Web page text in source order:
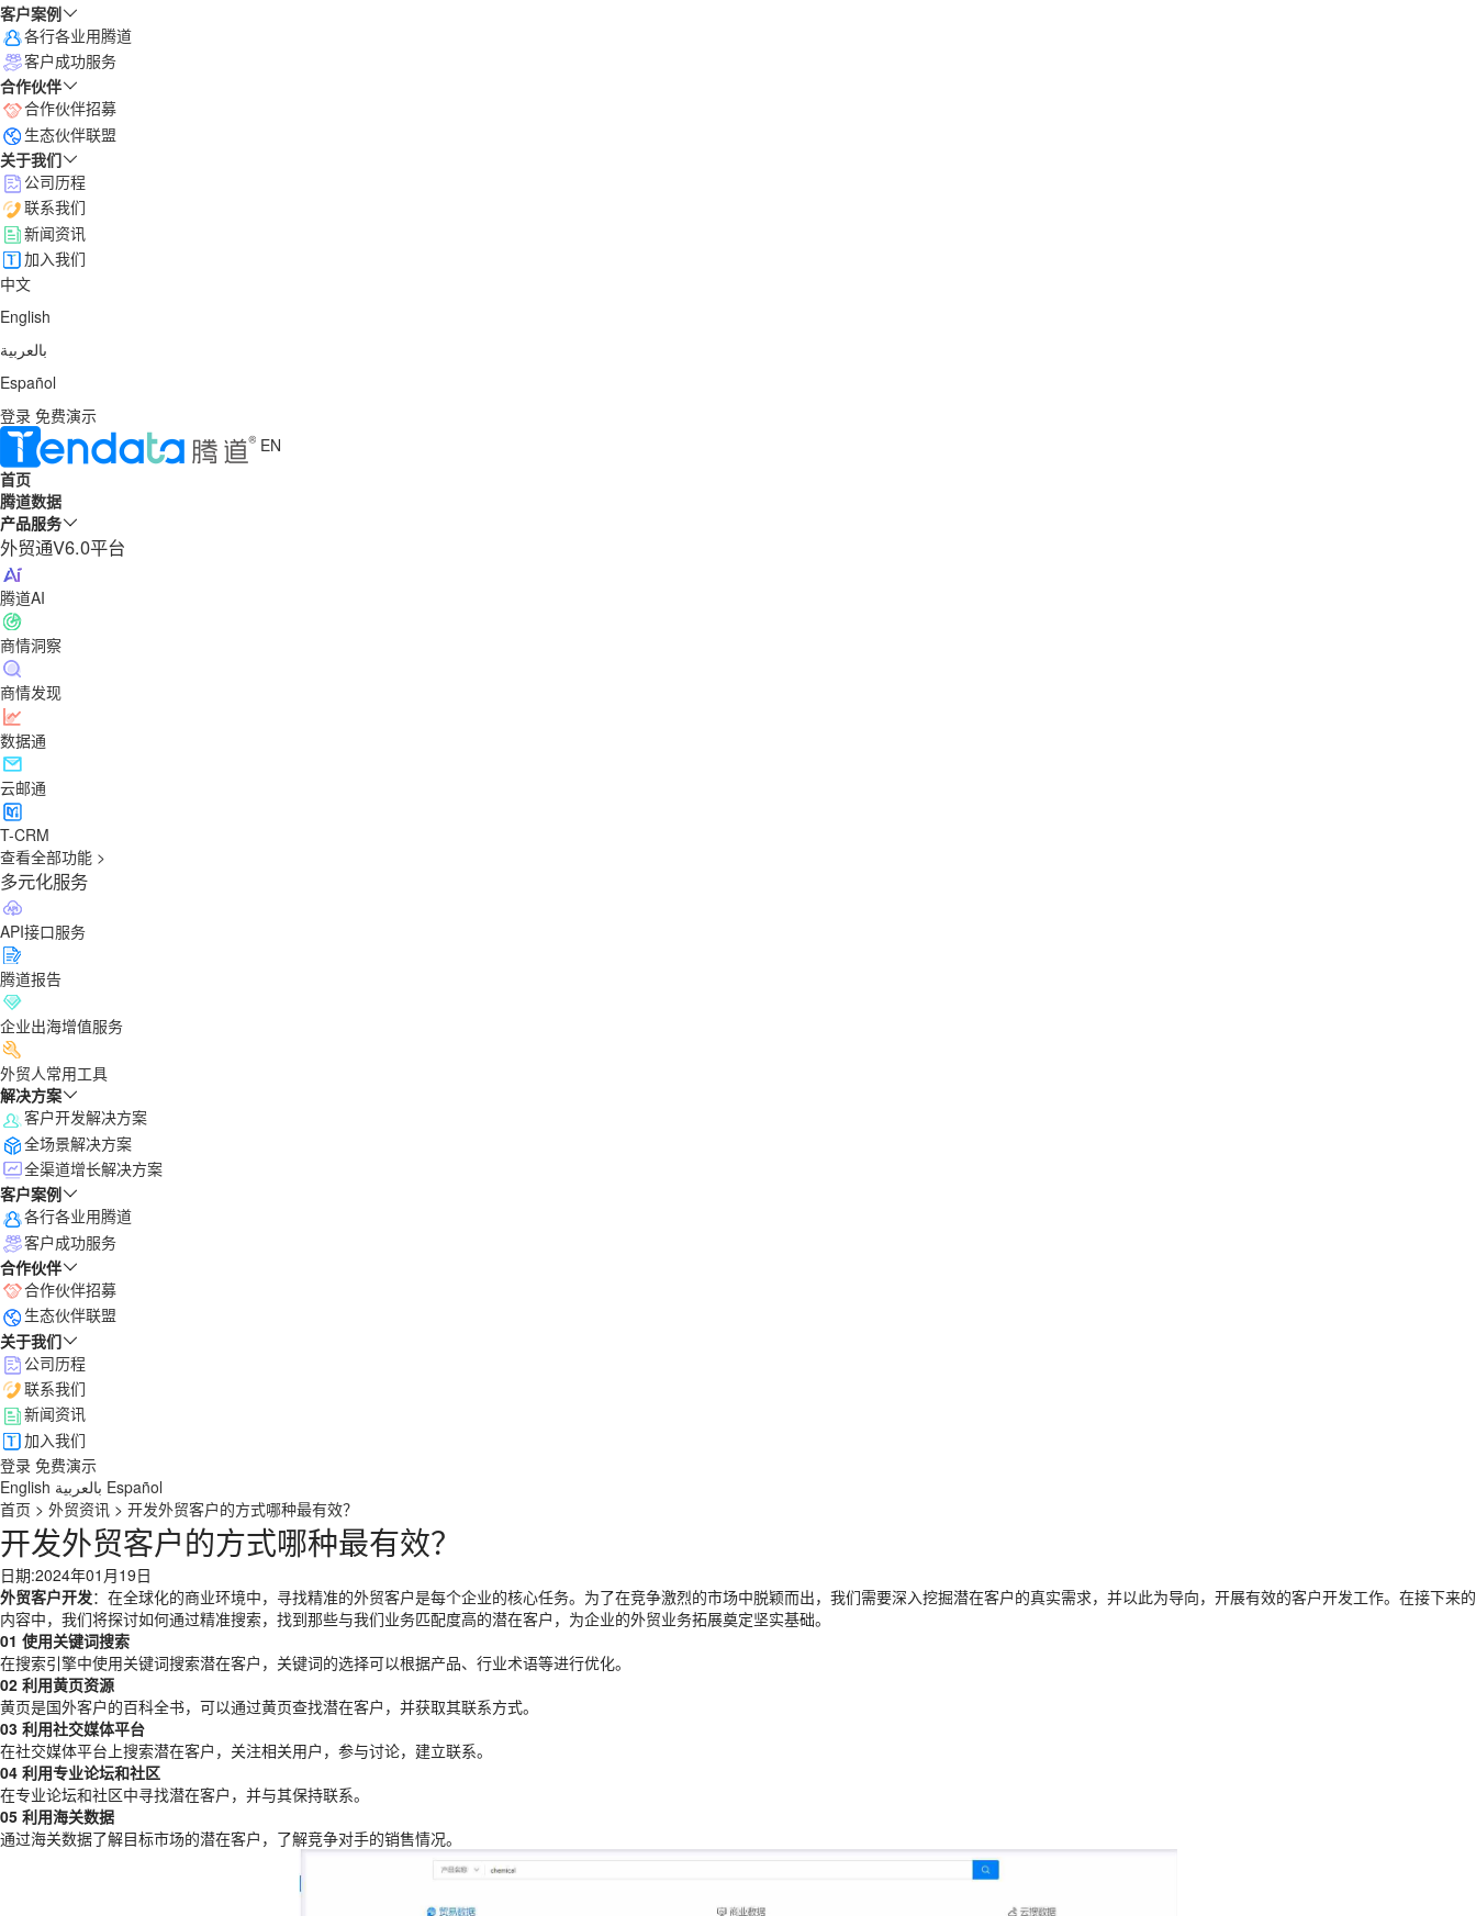
客户案例
各行各业用腾道
客户成功服务
合作伙伴
合作伙伴招募
生态伙伴联盟
关于我们
公司历程
联系我们
新闻资讯
加入我们
中文
English
بالعربية
Español
登录 免费演示
EN
首页
腾道数据
产品服务
外贸通V6.0平台
腾道AI
商情洞察
商情发现
数据通
云邮通
T-CRM
查看全部功能 >
多元化服务
API接口服务
腾道报告
企业出海增值服务
外贸人常用工具
解决方案
客户开发解决方案
全场景解决方案
全渠道增长解决方案
客户案例
各行各业用腾道
客户成功服务
合作伙伴
合作伙伴招募
生态伙伴联盟
关于我们
公司历程
联系我们
新闻资讯
加入我们
登录 免费演示
English بالعربية Español
首页 > 外贸资讯 > 开发外贸客户的方式哪种最有效？
开发外贸客户的方式哪种最有效？
日期:2024年01月19日
外贸客户开发：在全球化的商业环境中，寻找精准的外贸客户是每个企业的核心任务。为了在竞争激烈的市场中脱颖而出，我们需要深入挖掘潜在客户的真实需求，并以此为导向，开展有效的客户开发工作。在接下来的
内容中，我们将探讨如何通过精准搜索，找到那些与我们业务匹配度高的潜在客户，为企业的外贸业务拓展奠定坚实基础。
01 使用关键词搜索
在搜索引擎中使用关键词搜索潜在客户，关键词的选择可以根据产品、行业术语等进行优化。
02 利用黄页资源
黄页是国外客户的百科全书，可以通过黄页查找潜在客户，并获取其联系方式。
03 利用社交媒体平台
在社交媒体平台上搜索潜在客户，关注相关用户，参与讨论，建立联系。
04 利用专业论坛和社区
在专业论坛和社区中寻找潜在客户，并与其保持联系。
05 利用海关数据
通过海关数据了解目标市场的潜在客户，了解竞争对手的销售情况。